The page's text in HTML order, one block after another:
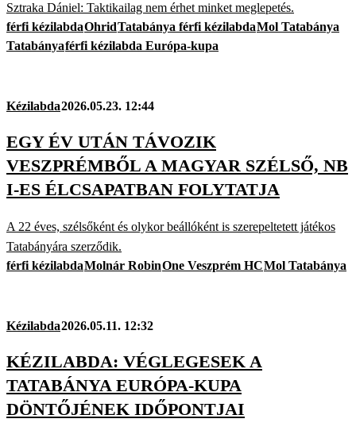
Sztraka Dániel: Taktikailag nem érhet minket meglepetés.
férfi kézilabdaOhridTatabánya férfi kézilabdaMol Tatabánya
Tatabányaférfi kézilabda Európa-kupa
Kézilabda2026.05.23. 12:44
EGY ÉV UTÁN TÁVOZIK
VESZPRÉMBŐL A MAGYAR SZÉLSŐ, NB
I-ES ÉLCSAPATBAN FOLYTATJA
A 22 éves, szélsőként és olykor beállóként is szerepeltetett játékos
Tatabányára szerződik.
férfi kézilabdaMolnár RobinOne Veszprém HCMol Tatabánya
Kézilabda2026.05.11. 12:32
KÉZILABDA: VÉGLEGESEK A
TATABÁNYA EURÓPA-KUPA
DÖNTŐJÉNEK IDŐPONTJAI